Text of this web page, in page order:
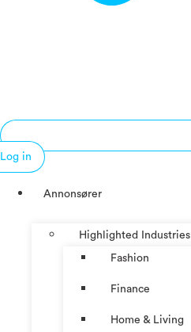
Log in
Annonsører
Highlighted Industries
Fashion
Finance
Home & Living